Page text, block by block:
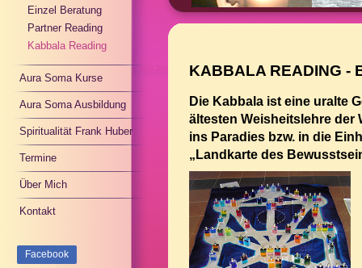
Einzel Beratung
Partner Reading
Kabbala Reading
Aura Soma Kurse
Aura Soma Ausbildung
Spiritualität Frank Huber
Termine
Über Mich
Kontakt
Facebook
KABBALA READING -
Die Kabbala ist eine uralte
ältesten Weisheitslehre der
ins Paradies bzw. in die
„Landkarte des